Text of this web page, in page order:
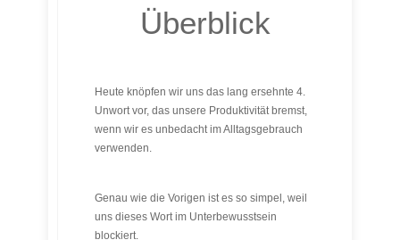
Überblick
Heute knöpfen wir uns das lang ersehnte 4.
Unwort vor, das unsere Produktivität bremst,
wenn wir es unbedacht im Alltagsgebrauch
verwenden.
Genau wie die Vorigen ist es so simpel, weil
uns dieses Wort im Unterbewusstsein
blockiert.